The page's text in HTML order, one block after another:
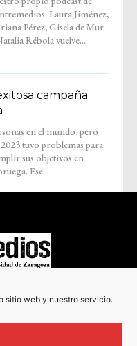
sitio web y nuestro servicio.
Rébola vuelve...
campaña
Ese...